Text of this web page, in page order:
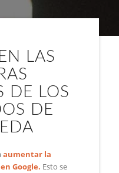
LAS
DE LOS
DE
aumentar la
Google. Esto se